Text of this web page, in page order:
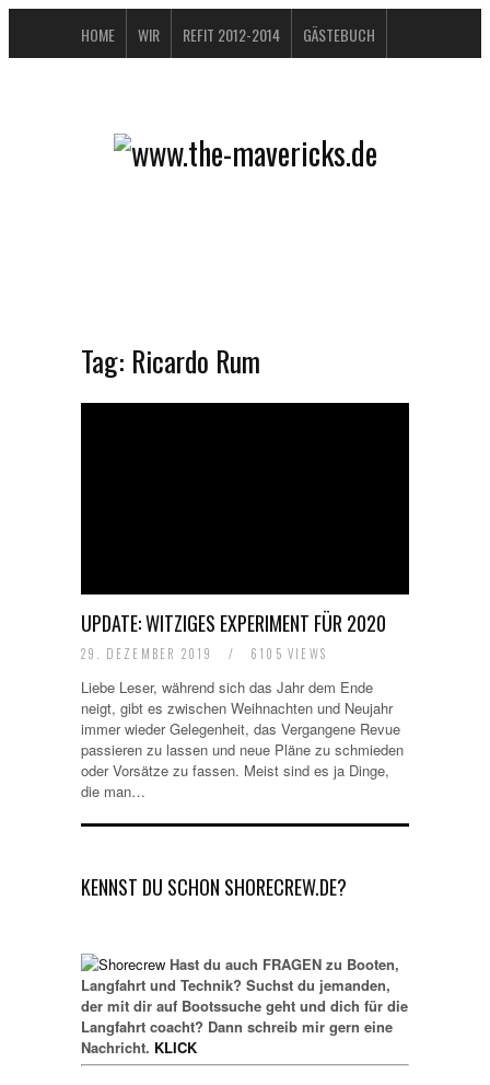
HOME WIR REFIT 2012-2014 GÄSTEBUCH
DATENSCHUTZERKLÄRUNG
Tag: Ricardo Rum
UPDATE: WITZIGES EXPERIMENT FÜR 2020
29. DEZEMBER 2019 / 6105 VIEWS
Liebe Leser, während sich das Jahr dem Ende
neigt, gibt es zwischen Weihnachten und Neujahr
immer wieder Gelegenheit, das Vergangene Revue
passieren zu lassen und neue Pläne zu schmieden
oder Vorsätze zu fassen. Meist sind es ja Dinge,
die man…
KENNST DU SCHON SHORECREW.DE?
Hast du auch FRAGEN zu Booten,
Langfahrt und Technik? Suchst du jemanden,
der mit dir auf Bootssuche geht und dich für die
Langfahrt coacht? Dann schreib mir gern eine
Nachricht. KLICK